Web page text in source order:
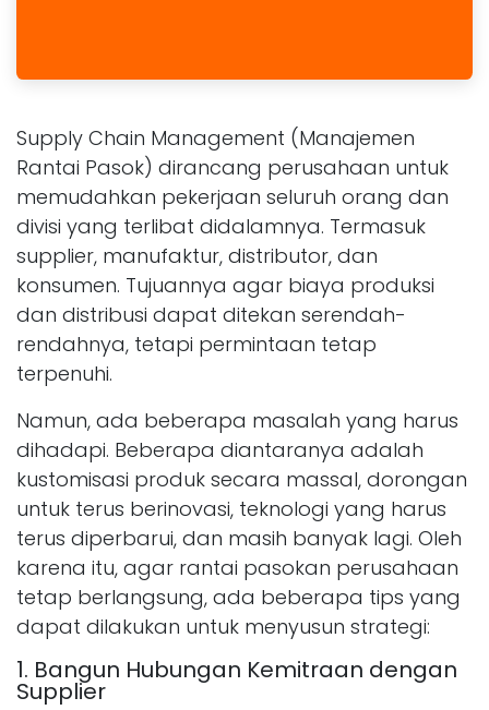
Supply Chain Management (Manajemen
Rantai Pasok) dirancang perusahaan untuk
memudahkan pekerjaan seluruh orang dan
divisi yang terlibat didalamnya. Termasuk
supplier, manufaktur, distributor, dan
konsumen. Tujuannya agar biaya produksi
dan distribusi dapat ditekan serendah-
rendahnya, tetapi permintaan tetap
terpenuhi.
Namun, ada beberapa masalah yang harus
dihadapi. Beberapa diantaranya adalah
kustomisasi produk secara massal, dorongan
untuk terus berinovasi, teknologi yang harus
terus diperbarui, dan masih banyak lagi. Oleh
karena itu, agar rantai pasokan perusahaan
tetap berlangsung, ada beberapa tips yang
dapat dilakukan untuk menyusun strategi:
1. Bangun Hubungan Kemitraan dengan
Supplier